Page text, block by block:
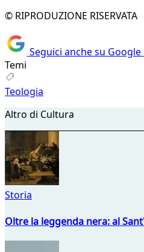
© RIPRODUZIONE RISERVATA
Seguici anche su
Temi
Teologia
Altro di Cultura
Storia
Oltre la leggenda nera: al